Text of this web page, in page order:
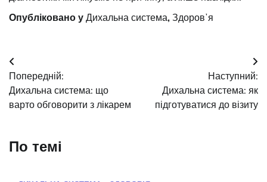
Опубліковано у Дихальна система, Здоровʼя
Навігація
записів
Попередній:
Дихальна система: що
варто обговорити з лікарем
Наступний:
Дихальна система: як
підготуватися до візиту
По темі